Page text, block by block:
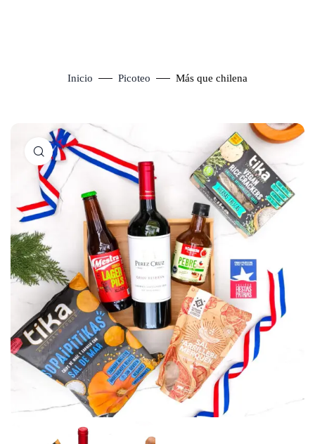
Inicio Picoteo Más que chilena
Click to enlarge